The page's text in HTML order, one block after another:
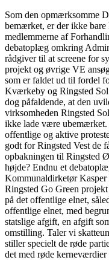
Som den opmærksomme
bemærket, er der ikke
medlemmerne af
debatoplæg omkring
rådgiver til at screene for
projekt og øvrige VE
som er faldet ud til fordel
Kværkeby og Ringsted
dog påfaldende, at den
virksomheden Ringsted
ikke lade være
offentlige og aktive
godt for Ringsted Vest de
opbakningen til Ringsted
højde? Endnu et
Kommunaldirketør
Ringsted Go Green
på det offentlige elnet,
offentlige elnet, med
statslige afgift, en afgift
omstilling. Taler vi
stiller specielt de røde
det med røde